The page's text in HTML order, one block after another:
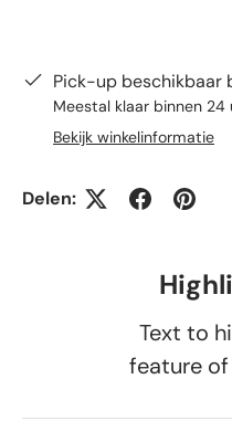
Pick-up beschikbaar
Meestal klaar binnen 24
Bekijk winkelinformatie
Delen:
Text to
feature